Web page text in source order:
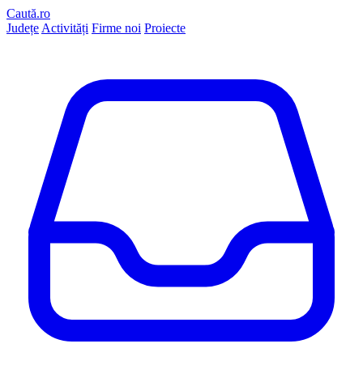
Caută.ro
Județe Activități Firme noi Proiecte